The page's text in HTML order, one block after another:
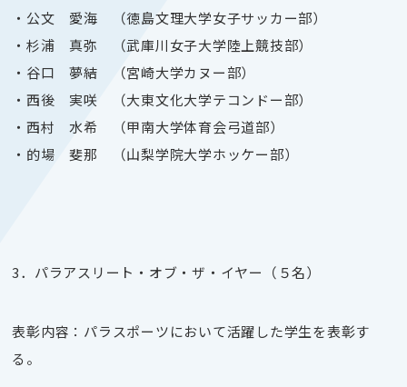
・公文 愛海 （徳島文理大学女子サッカー部）
・杉浦 真弥 （武庫川女子大学陸上競技部）
・谷口 夢結 （宮崎大学カヌー部）
・西後 実咲 （大東文化大学テコンドー部）
・西村 水希 （甲南大学体育会弓道部）
・的場 斐那 （山梨学院大学ホッケー部）
3．パラアスリート・オブ・ザ・イヤー（５名）
表彰内容：パラスポーツにおいて活躍した学生を表彰す
る。